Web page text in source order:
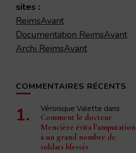
sites :
ReimsAvant
Documentation ReimsAvant
Archi ReimsAvant
COMMENTAIRES RÉCENTS
Véronique Valette dans
Comment le docteur
Mencière évita l’amputation
à un grand nombre de
soldats blessés